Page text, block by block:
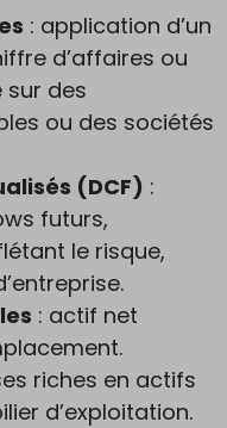
: application d’un
d’affaires ou
des
ou des sociétés
(DCF) :
futurs,
le risque,
: actif net
riches en actifs
d’exploitation.